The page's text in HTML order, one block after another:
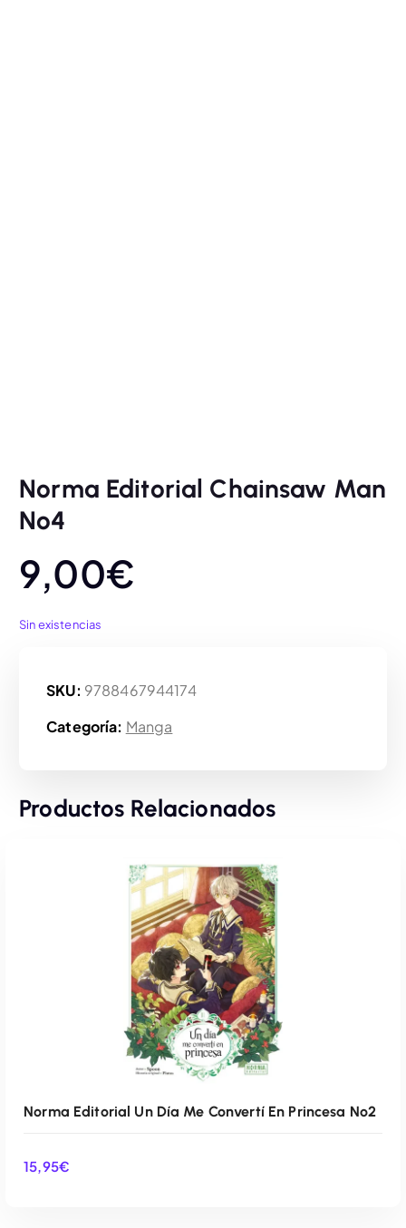
Norma Editorial Chainsaw Man
Nº4
9,00€
Sin existencias
SKU: 9788467944174
Categoría: Manga
Productos Relacionados
Norma Editorial Un Día Me Convertí En Princesa Nº2
15,95€